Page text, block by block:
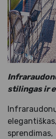
stilingas ir